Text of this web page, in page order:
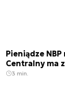
Pieniądze
Centralny ma
3 min.